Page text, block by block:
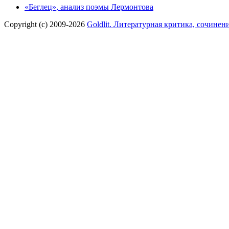
«Беглец», анализ поэмы Лермонтова
Copyright (c) 2009-2026 Goldlit. Литературная критика,